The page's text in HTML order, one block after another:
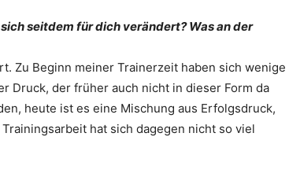
seitdem für dich verändert? Was an der
Zu Beginn meiner Trainerzeit haben sich wenige
Druck, der früher auch nicht in dieser Form da
heute ist es eine Mischung aus Erfolgsdruck,
hat sich dagegen nicht so viel